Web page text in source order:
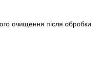
очищення після обробки